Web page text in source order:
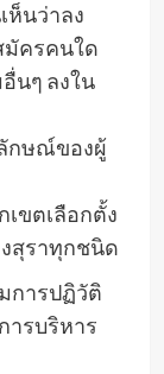
ห็นว่าลง
มัครคนใด
นๆ ลงใน
กษณ์ของผู้
ขตเลือกตั้ง
สุราทุกชนิด
การปฏิวัติ
ารบริหาร